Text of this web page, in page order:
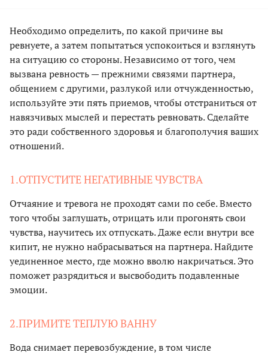
Необходимо определить, по какой причине вы
ревнуете, а затем попытаться успокоиться и взглянуть
на ситуацию со стороны. Независимо от того, чем
вызвана ревность — прежними связями партнера,
общением с другими, разлукой или отчужденностью,
используйте эти пять приемов, чтобы отстраниться от
навязчивых мыслей и перестать ревновать. Сделайте
это ради собственного здоровья и благополучия ваших
отношений.
1.ОТПУСТИТЕ НЕГАТИВНЫЕ ЧУВСТВА
Отчаяние и тревога не проходят сами по себе. Вместо
того чтобы заглушать, отрицать или прогонять свои
чувства, научитесь их отпускать. Даже если внутри все
кипит, не нужно набрасываться на партнера. Найдите
уединенное место, где можно вволю накричаться. Это
поможет разрядиться и высвободить подавленные
эмоции.
2.ПРИМИТЕ ТЕПЛУЮ ВАННУ
Вода снимает перевозбуждение, в том числе